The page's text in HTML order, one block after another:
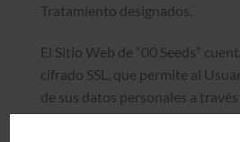
Tratamiento designados.
El Sitio Web de “00 Seeds”
cifrado SSL, que permite al
de sus datos personales a
de contacto o registro del sitio